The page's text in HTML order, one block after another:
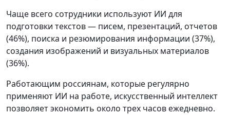
Чаще всего сотрудники используют ИИ для
подготовки текстов — писем, презентаций, отчетов
(46%), поиска и резюмирования информации (37%),
создания изображений и визуальных материалов
(36%).
Работающим россиянам, которые регулярно
применяют ИИ на работе, искусственный интеллект
позволяет экономить около трех часов ежедневно.